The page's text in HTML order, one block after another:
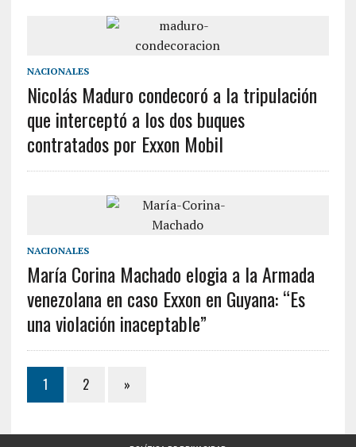
NACIONALES
Nicolás Maduro condecoró a la tripulación
que interceptó a los dos buques
contratados por Exxon Mobil
NACIONALES
María Corina Machado elogia a la Armada
venezolana en caso Exxon en Guyana: “Es
una violación inaceptable”
1 2 »